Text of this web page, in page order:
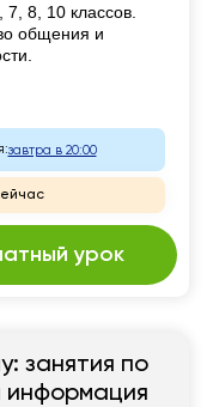
8, 10 классов.
общения и
завтра в 20:00
урок
занятия по
информация